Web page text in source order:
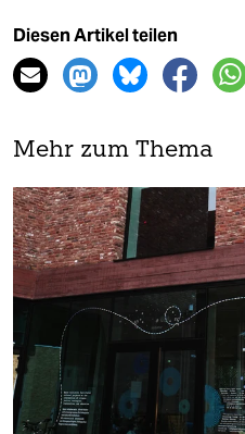
Diesen Artikel teilen
Mehr zum Thema